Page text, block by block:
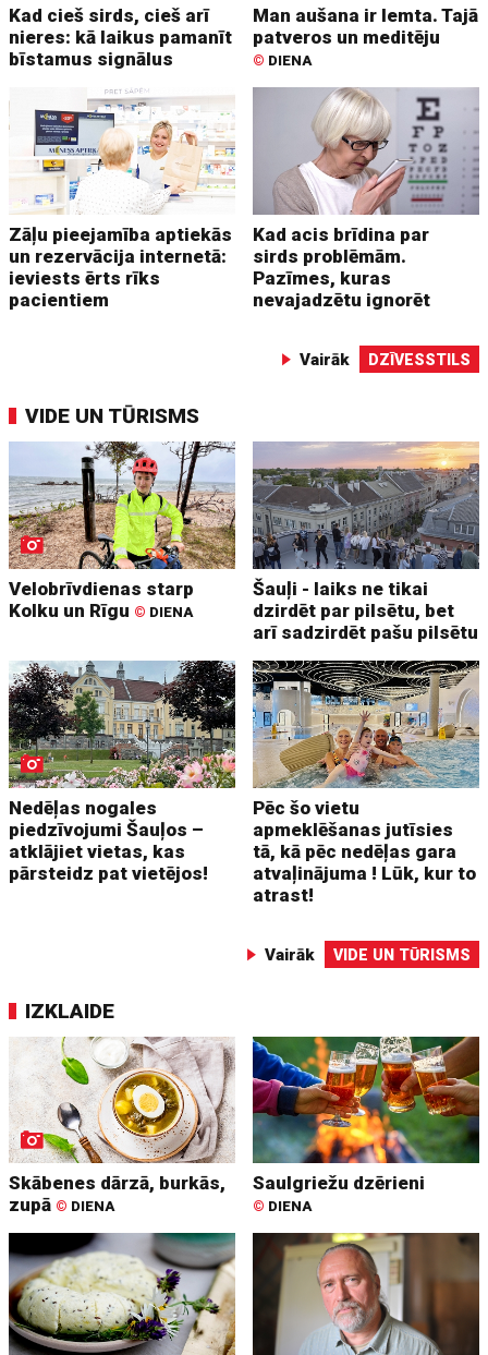
Kad cieš sirds, cieš arī
nieres: kā laikus pamanīt
bīstamus signālus
Man aušana ir lemta. Tajā
patveros un meditēju
© DIENA
Zāļu pieejamība aptiekās
un rezervācija internetā:
ieviests ērts rīks
pacientiem
Kad acis brīdina par
sirds problēmām.
Pazīmes, kuras
nevajadzētu ignorēt
Vairāk DZĪVESSTILS
VIDE UN TŪRISMS
Velobrīvdienas starp
Kolku un Rīgu © DIENA
Šauļi - laiks ne tikai
dzirdēt par pilsētu, bet
arī sadzirdēt pašu pilsētu
Nedēļas nogales
piedzīvojumi Šauļos –
atklājiet vietas, kas
pārsteidz pat vietējos!
Pēc šo vietu
apmeklēšanas jutīsies
tā, kā pēc nedēļas gara
atvaļinājuma ! Lūk, kur to
atrast!
Vairāk VIDE UN TŪRISMS
IZKLAIDE
Skābenes dārzā, burkās,
zupā © DIENA
Saulgriežu dzērieni
© DIENA